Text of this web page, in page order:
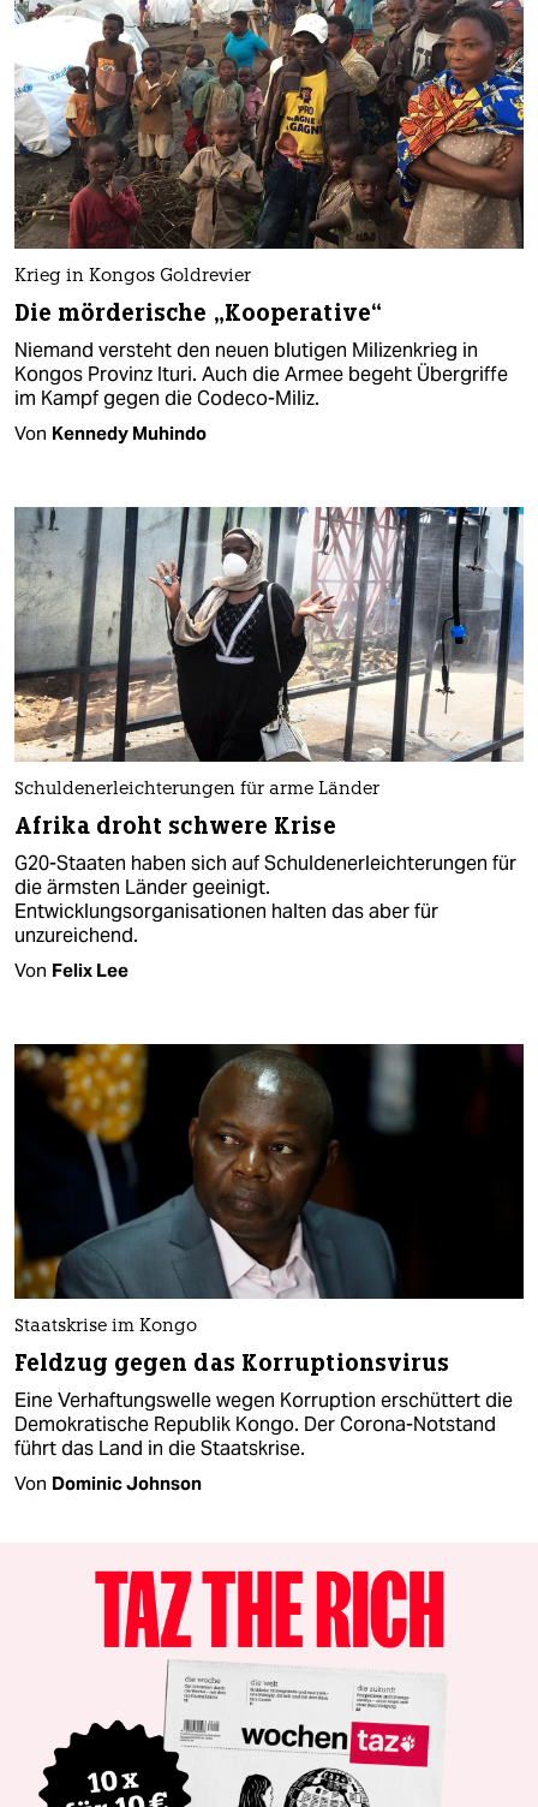
Krieg in Kongos Goldrevier
Die mörderische „Kooperative“
Niemand versteht den neuen blutigen Milizenkrieg in
Kongos Provinz Ituri. Auch die Armee begeht Übergriffe
im Kampf gegen die Codeco-Miliz.
Von Kennedy Muhindo
Schuldenerleichterungen für arme Länder
Afrika droht schwere Krise
G20-Staaten haben sich auf Schuldenerleichterungen für
die ärmsten Länder geeinigt.
Entwicklungsorganisationen halten das aber für
unzureichend.
Von Felix Lee
Staatskrise im Kongo
Feldzug gegen das Korruptionsvirus
Eine Verhaftungswelle wegen Korruption erschüttert die
Demokratische Republik Kongo. Der Corona-Notstand
führt das Land in die Staatskrise.
Von Dominic Johnson